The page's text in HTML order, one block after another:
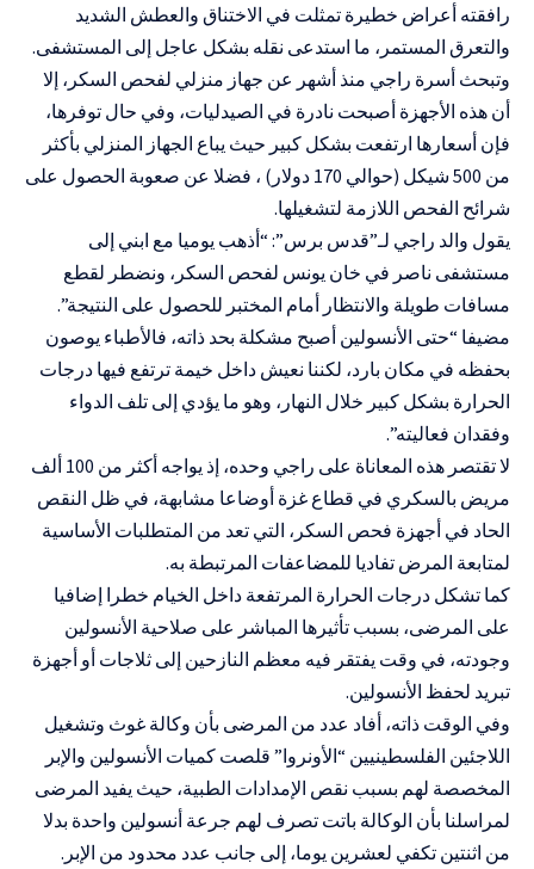
رافقته أعراض خطيرة تمثلت في الاختناق والعطش الشديد
والتعرق المستمر، ما استدعى نقله بشكل عاجل إلى المستشفى.
وتبحث أسرة راجي منذ أشهر عن جهاز منزلي لفحص السكر، إلا
أن هذه الأجهزة أصبحت نادرة في الصيدليات، وفي حال توفرها،
فإن أسعارها ارتفعت بشكل كبير حيث يباع الجهاز المنزلي بأكثر
من 500 شيكل (حوالي 170 دولار) ، فضلا عن صعوبة الحصول على
شرائح الفحص اللازمة لتشغيلها.
يقول والد راجي لـ”قدس برس”: “أذهب يوميا مع ابني إلى
مستشفى ناصر في خان يونس لفحص السكر، ونضطر لقطع
مسافات طويلة والانتظار أمام المختبر للحصول على النتيجة”.
مضيفا “حتى الأنسولين أصبح مشكلة بحد ذاته، فالأطباء يوصون
بحفظه في مكان بارد، لكننا نعيش داخل خيمة ترتفع فيها درجات
الحرارة بشكل كبير خلال النهار، وهو ما يؤدي إلى تلف الدواء
وفقدان فعاليته”.
لا تقتصر هذه المعاناة على راجي وحده، إذ يواجه أكثر من 100 ألف
مريض بالسكري في قطاع غزة أوضاعا مشابهة، في ظل النقص
الحاد في أجهزة فحص السكر، التي تعد من المتطلبات الأساسية
لمتابعة المرض تفاديا للمضاعفات المرتبطة به.
كما تشكل درجات الحرارة المرتفعة داخل الخيام خطرا إضافيا
على المرضى، بسبب تأثيرها المباشر على صلاحية الأنسولين
وجودته، في وقت يفتقر فيه معظم النازحين إلى ثلاجات أو أجهزة
تبريد لحفظ الأنسولين.
وفي الوقت ذاته، أفاد عدد من المرضى بأن وكالة غوث وتشغيل
اللاجئين الفلسطينيين “الأونروا” قلصت كميات الأنسولين والإبر
المخصصة لهم بسبب نقص الإمدادات الطبية، حيث يفيد المرضى
لمراسلنا بأن الوكالة باتت تصرف لهم جرعة أنسولين واحدة بدلا
من اثنتين تكفي لعشرين يوما، إلى جانب عدد محدود من الإبر.